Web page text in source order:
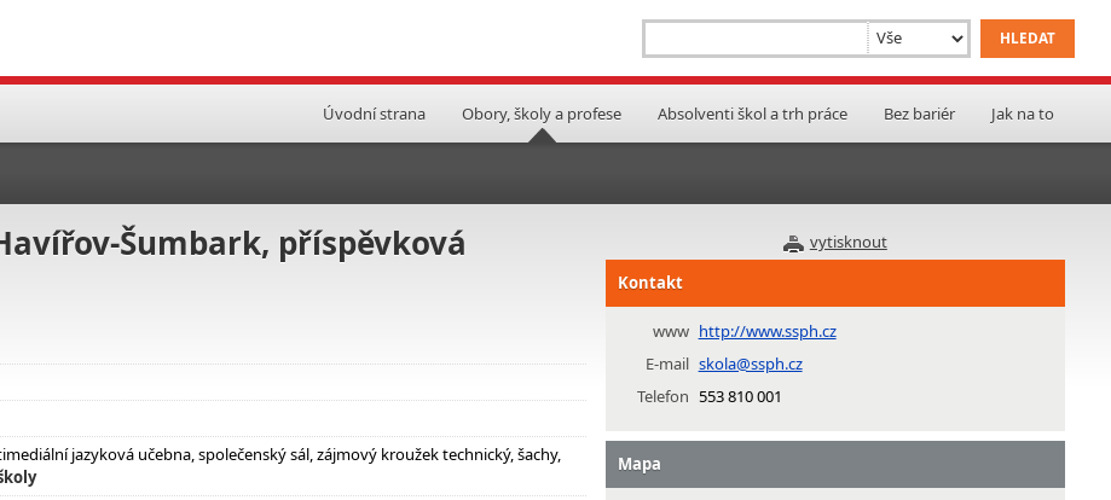
Úvodní strana Obory, školy a profese Absolventi škol a trh práce Bez bariér Jak na to
vytisknout
Šumbark, příspěvková
jazyková učebna, společenský sál, zájmový kroužek technický, šachy,
Kontakt
www http://www.ssph.cz
E-mail skola@ssph.cz
Telefon 553 810 001
Mapa